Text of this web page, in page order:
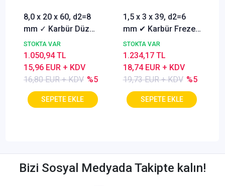
8,0 x 20 x 60, d2=8
mm ✓ Karbür Düz
Freze, Parmak freze
ucu Z=4,TiSiN
Kaplamalı
STOKTA VAR
16,80 EUR + KDV %5
15,96 EUR + KDV
1.050,94 TL
1,5 x 3 x 39, d2=6
mm ✔ Karbür Freze
ucu, Z=3, Kaplamalı,
30°
STOKTA VAR
19,73 EUR + KDV %5
18,74 EUR + KDV
1.234,17 TL
Bizi Sosyal Medyada Takipte kalın!